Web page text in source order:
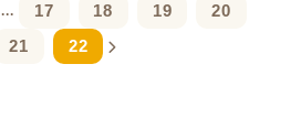
... 17 18 19
20
21
22